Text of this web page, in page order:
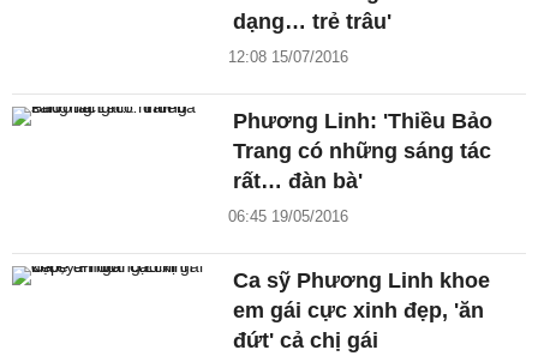
dạng… trẻ trâu'
12:08 15/07/2016
Phương Linh: 'Thiều Bảo
Trang có những sáng tác
rất… đàn bà'
06:45 19/05/2016
Ca sỹ Phương Linh khoe
em gái cực xinh đẹp, 'ăn
đứt' cả chị gái